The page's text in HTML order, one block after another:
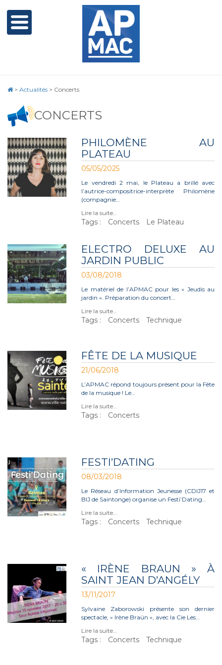
> Actualités > Concerts
CONCERTS
PHILOMÈNE AU
PLATEAU
05/05/2025
Le vendredi 2 mai, le Plateau a brillé avec
l’autrice-compositrice-interprète Philomène
(compagnie…
Lire la suite…
Tags : Concerts Le Plateau
ELECTRO DELUXE AU
JARDIN PUBLIC
03/08/2018
Le matériel de l’APMAC pour les « Jeudis au
jardin ». Préparation du concert…
Lire la suite…
Tags : Concerts Technique
FÊTE DE LA MUSIQUE
21/06/2018
L’APMAC répond toujours présent pour la Fête
de la musique ! Le…
Lire la suite…
Tags : Concerts
FESTI’DATING
08/03/2018
Le Réseau d’Information Jeunesse (CDIJ17 et
BIJ de Saintonge) organise un Festi’Dating…
Lire la suite…
Tags : Concerts Technique
« IRÈNE BRAUN » À
SAINT JEAN D’ANGÉLY
13/11/2017
Sylvaine Zaborowski présente son dernier
spectacle, « Irène Braün », avec la Cie Les…
Lire la suite…
Tags : Concerts Technique